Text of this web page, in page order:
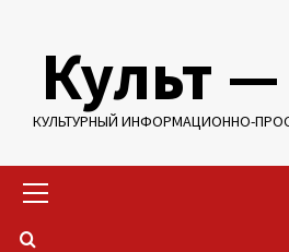
содержимому
Культ
КУЛЬТУРНЫЙ ИНФОРМАЦИОННО-
меню